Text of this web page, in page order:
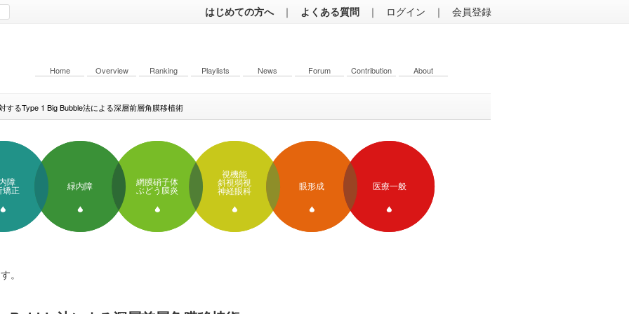
はじめての方へ ｜ よくある質問 ｜ ログイン ｜ 会員登録
Home Overview Ranking Playlists News Forum Contribution About
するType 1 Big Bubble法による深層前層角膜移植術
障
矯正
緑内障
網膜硝子体
ぶどう膜炎
視機能
斜視弱視
神経眼科
眼形成 医療一般
。